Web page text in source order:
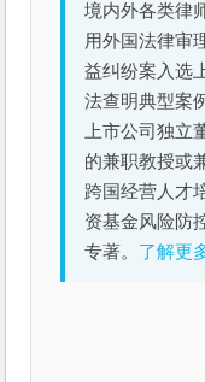
境内外各类律
用外国法律审
益纠纷案入选
法查明典型案
上市公司独立
的兼职教授或
跨国经营人才
资基金风险防
专著。 了解更